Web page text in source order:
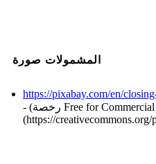
المشمولات صورة
https://pixabay.com/en/
- (رخصة Free for Commercial Use / No Attribution Required
(https://